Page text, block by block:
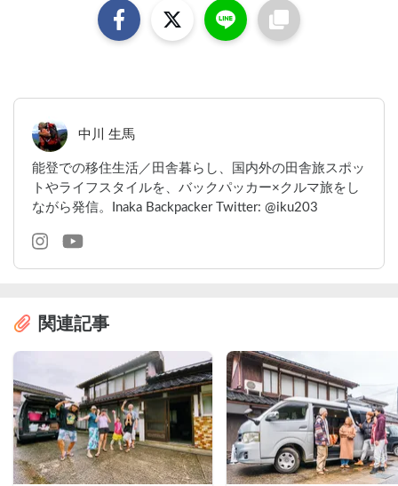
中川 生馬
能登での移住生活／田舎暮らし、国内外の田舎旅スポッ
トやライフスタイルを、バックパッカー×クルマ旅をし
ながら発信。Inaka Backpacker Twitter: @iku203
関連記事